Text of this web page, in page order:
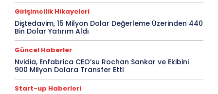
Girişimcilik Hikayeleri
Diştedavim, 15 Milyon Dolar Değerleme Üzerinden 440
Bin Dolar Yatırım Aldı
Güncel Haberler
Nvidia, Enfabrica CEO’su Rochan Sankar ve Ekibini
900 Milyon Dolara Transfer Etti
Start-up Haberleri